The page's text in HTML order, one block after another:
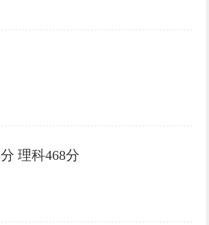
理科468分